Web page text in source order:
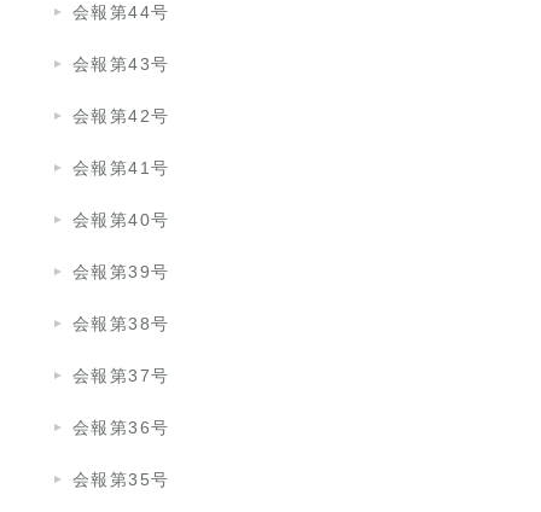
会報第44号
会報第43号
会報第42号
会報第41号
会報第40号
会報第39号
会報第38号
会報第37号
会報第36号
会報第35号